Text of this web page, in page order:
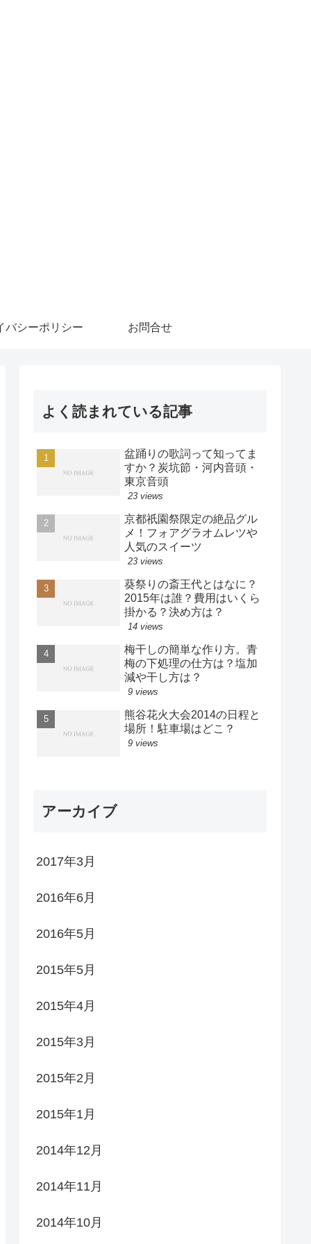
バシーポリシー お問合せ
よく読まれている記事
盆踊りの歌詞って知ってま
すか？炭坑節・河内音頭・
東京音頭
23 views
京都祇園祭限定の絶品グル
メ！フォアグラオムレツや
人気のスイーツ
23 views
葵祭りの斎王代とはなに？
2015年は誰？費用はいくら
掛かる？決め方は？
14 views
梅干しの簡単な作り方。青
梅の下処理の仕方は？塩加
減や干し方は？
9 views
熊谷花火大会2014の日程と
場所！駐車場はどこ？
9 views
アーカイブ
2017年3月
2016年6月
2016年5月
2015年5月
2015年4月
2015年3月
2015年2月
2015年1月
2014年12月
2014年11月
2014年10月